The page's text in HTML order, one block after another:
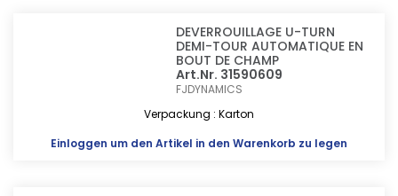
DEVERROUILLAGE U-TURN
DEMI-TOUR AUTOMATIQUE EN
BOUT DE CHAMP
Art.Nr. 31590609
FJDYNAMICS
Verpackung : Karton
Einloggen um den Artikel in den Warenkorb zu legen